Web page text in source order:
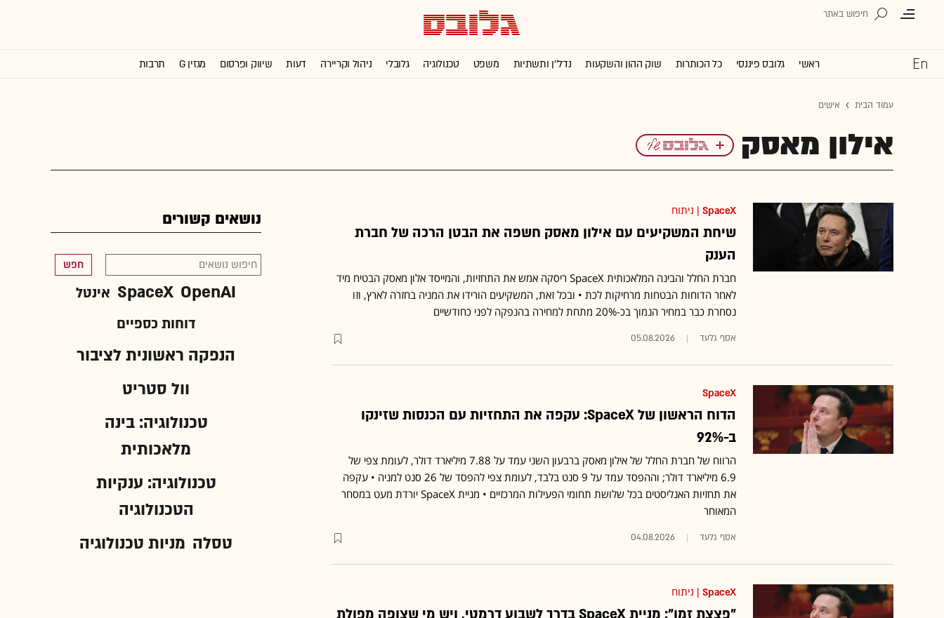
ראשי גלובס פיננסי כל הכותרות שוק ההון והשקעות נדל''ן ותשתיות משפט טכנולוגיה גלובלי ניהול וקריירה דעות שיווק ופרסום מגזין G תרבות
עמוד הבית אישים
אילון מאסק
SpaceX | ניתוח
שיחת המשקיעים עם אילון מאסק חשפה את הבטן הרכה של חברת
הענק
חברת החלל והבינה המלאכותית SpaceX ריסקה אמש את התחזיות, והמייסד אלון מאסק הבטיח מיד
לאחר הדוחות הבטחות מרחיקות לכת • ובכל זאת, המשקיעים הורידו את המניה בחזרה לארץ, וזו
נסחרת כבר במחיר הנמוך בכ-20% מתחת למחירה בהנפקה לפני כחודשיים
אסף גלעד 05.08.2026
SpaceX
הדוח הראשון של SpaceX: עקפה את התחזיות עם הכנסות שזינקו
ב-92%
הרווח של חברת החלל של אילון מאסק ברבעון השני עמד על 7.88 מיליארד דולר, לעומת צפי של
6.9 מיליארד דולר; וההפסד עמד על 9 סנט בלבד, לעומת צפי להפסד של 26 סנט למניה • עקפה
את תחזיות האנליסטים בכל שלושת תחומי הפעילות המרכזיים • מניית SpaceX יורדת מעט במסחר
המאוחר
אסף גלעד 04.08.2026
SpaceX | ניתוח
נושאים קשורים
חפש
OpenAI
SpaceX אינטל
דוחות כספיים
הנפקה ראשונית לציבור
וול סטריט
טכנולוגיה: בינה
מלאכותית
טכנולוגיה: ענקיות
הטכנולוגיה
טסלה מניות טכנולוגיה